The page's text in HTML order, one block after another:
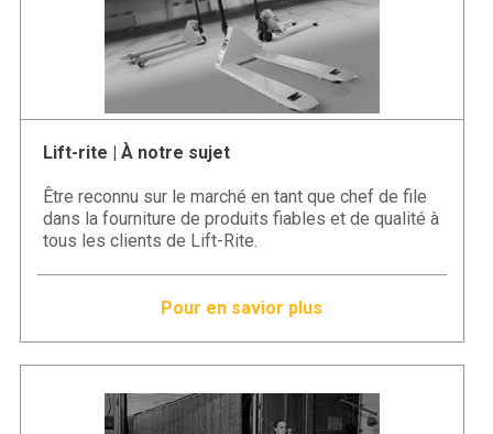
Lift-rite | À notre sujet
Être reconnu sur le marché en tant que chef de file
dans la fourniture de produits fiables et de qualité à
tous les clients de Lift-Rite.
Pour en savior plus